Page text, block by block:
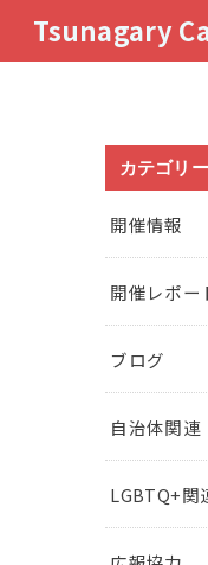
Tsunagary
カテゴリー
開催情報
開催レポー
ブログ
自治体関連
LGBTQ+関